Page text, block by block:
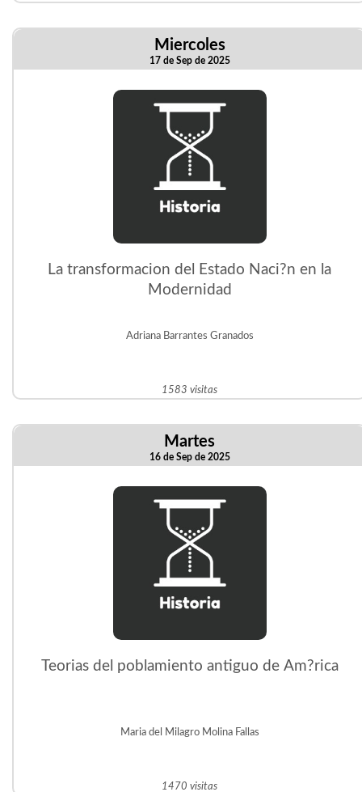
Miercoles
17 de Sep de 2025
La transformacion del Estado Naci?n en la
Modernidad
Adriana Barrantes Granados
1583 visitas
Martes
16 de Sep de 2025
Teorias del poblamiento antiguo de Am?rica
Maria del Milagro Molina Fallas
1470 visitas